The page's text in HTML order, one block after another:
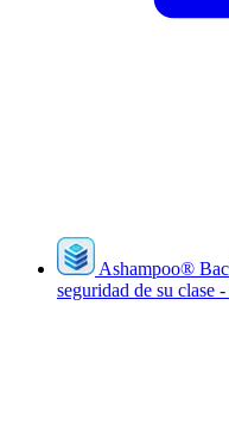
Ashampoo®
seguridad de su clase